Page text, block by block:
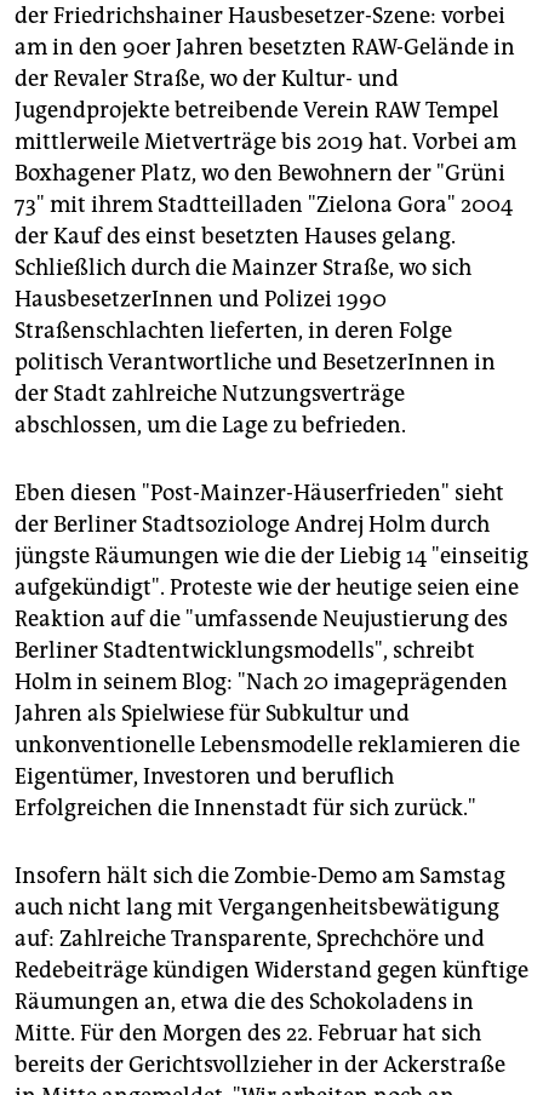
der Friedrichshainer Hausbesetzer-Szene: vorbei
am in den 90er Jahren besetzten RAW-Gelände in
der Revaler Straße, wo der Kultur- und
Jugendprojekte betreibende Verein RAW Tempel
mittlerweile Mietverträge bis 2019 hat. Vorbei am
Boxhagener Platz, wo den Bewohnern der "Grüni
73" mit ihrem Stadtteilladen "Zielona Gora" 2004
der Kauf des einst besetzten Hauses gelang.
Schließlich durch die Mainzer Straße, wo sich
HausbesetzerInnen und Polizei 1990
Straßenschlachten lieferten, in deren Folge
politisch Verantwortliche und BesetzerInnen in
der Stadt zahlreiche Nutzungsverträge
abschlossen, um die Lage zu befrieden.
Eben diesen "Post-Mainzer-Häuserfrieden" sieht
der Berliner Stadtsoziologe Andrej Holm durch
jüngste Räumungen wie die der Liebig 14 "einseitig
aufgekündigt". Proteste wie der heutige seien eine
Reaktion auf die "umfassende Neujustierung des
Berliner Stadtentwicklungsmodells", schreibt
Holm in seinem Blog: "Nach 20 imageprägenden
Jahren als Spielwiese für Subkultur und
unkonventionelle Lebensmodelle reklamieren die
Eigentümer, Investoren und beruflich
Erfolgreichen die Innenstadt für sich zurück."
Insofern hält sich die Zombie-Demo am Samstag
auch nicht lang mit Vergangenheitsbewätigung
auf: Zahlreiche Transparente, Sprechchöre und
Redebeiträge kündigen Widerstand gegen künftige
Räumungen an, etwa die des Schokoladens in
Mitte. Für den Morgen des 22. Februar hat sich
bereits der Gerichtsvollzieher in der Ackerstraße